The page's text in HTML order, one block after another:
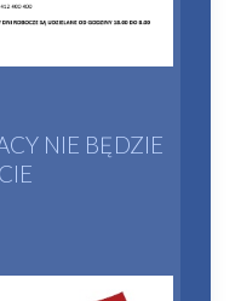
NIE BĘDZIE